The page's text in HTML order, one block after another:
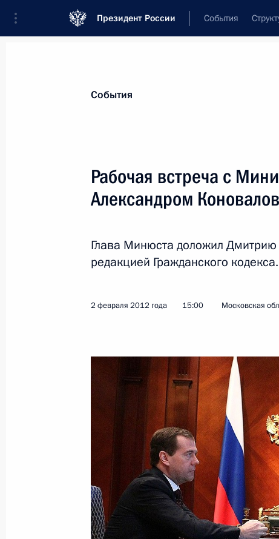
Президент России События
Александр Коновалов назначен
в Конституционном Суде
31 января 2020 года, 14:50
Заседание президиума Совета по
24 апреля 2015 года, 15:00
События
Рабочая встреча с
Александром
Глава Минюста доложил
редакцией Гражданского кодекса.
2 февраля 2012 года 15:00 Московская